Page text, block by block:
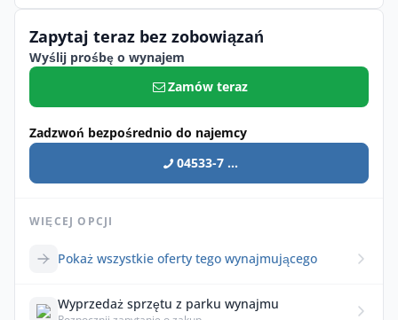
Zapytaj teraz bez zobowiązań
Wyślij prośbę o wynajem
Zamów teraz
Zadzwoń bezpośrednio do najemcy
04533-7 ...
WIĘCEJ OPCJI
Pokaż wszystkie oferty tego wynajmującego
Wyprzedaż sprzętu z parku wynajmu